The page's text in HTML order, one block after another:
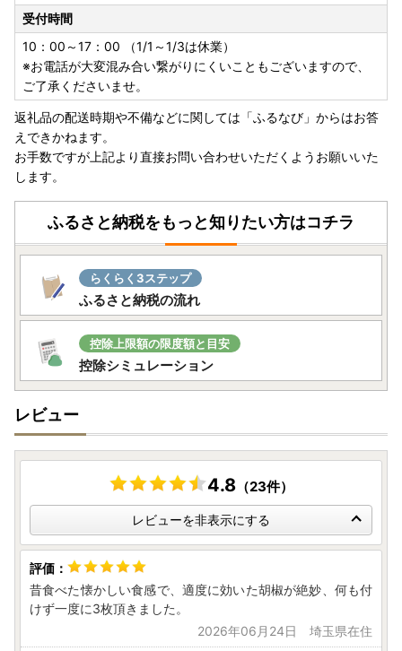
受付時間
10：00～17：00 （1/1～1/3は休業）
※お電話が大変混み合い繋がりにくいこともございますので、
ご了承くださいませ。
返礼品の配送時期や不備などに関しては「ふるなび」からはお答
えできかねます。
お手数ですが上記より直接お問い合わせいただくようお願いいた
します。
ふるさと納税をもっと知りたい方はコチラ
らくらく3ステップ
ふるさと納税の流れ
控除上限額の限度額と目安
控除シミュレーション
レビュー
4.8（23件）
レビューを非表示にする
昔食べた懐かしい食感で、適度に効いた胡椒が絶妙、何も付
けず一度に3枚頂きました。
2026年06月24日 埼玉県在住